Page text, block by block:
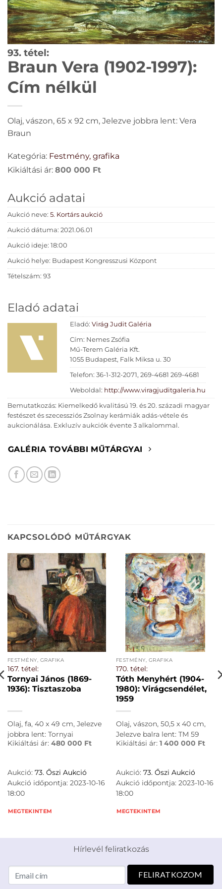
93. tétel:
Braun Vera (1902-1997):
Cím nélkül
Olaj, vászon, 65 x 92 cm, Jelezve jobbra lent: Vera
Braun
Kategória: Festmény, grafika
Kikiáltási ár: 800 000 Ft
Aukció adatai
Aukció neve: 5. Kortárs aukció
Aukció dátuma: 2021.06.01
Aukció ideje: 18:00
Aukció helye: Budapest Kongresszusi Központ
Tételszám: 93
Eladó adatai
Eladó: Virág Judit Galéria
Cím: Nemes Zsófia
Mű-Terem Galéria Kft.
1055 Budapest, Falk Miksa u. 30
Telefon: 36-1-312-2071, 269-4681 269-4681
Weboldal: http://www.viragjuditgaleria.hu
Bemutatkozás: Kiemelkedő kvalitású 19. és 20. századi magyar
festészet és szecessziós Zsolnay kerámiák adás-vétele és
aukcionálása. Exkluzív aukciók évente 3 alkalommal.
GALÉRIA TOVÁBBI MŰTÁRGYAI
KAPCSOLÓDÓ MŰTÁRGYAK
FESTMÉNY, GRAFIKA
167. tétel:
Tornyai János (1869-
1936): Tisztaszoba
Olaj, fa, 40 x 49 cm, Jelezve
jobbra lent: Tornyai
Kikiáltási ár: 480 000 Ft
Aukció: 73. Őszi Aukció
Aukció időpontja: 2023-10-16
18:00
MEGTEKINTEM
FESTMÉNY, GRAFIKA
170. tétel:
Tóth Menyhért (1904-
1980): Virágcsendélet,
1959
Olaj, vászon, 50,5 x 40 cm,
Jelezve balra lent: TM 59
Kikiáltási ár: 1 400 000 Ft
Aukció: 73. Őszi Aukció
Aukció időpontja: 2023-10-16
18:00
MEGTEKINTEM
Hírlevél feliratkozás